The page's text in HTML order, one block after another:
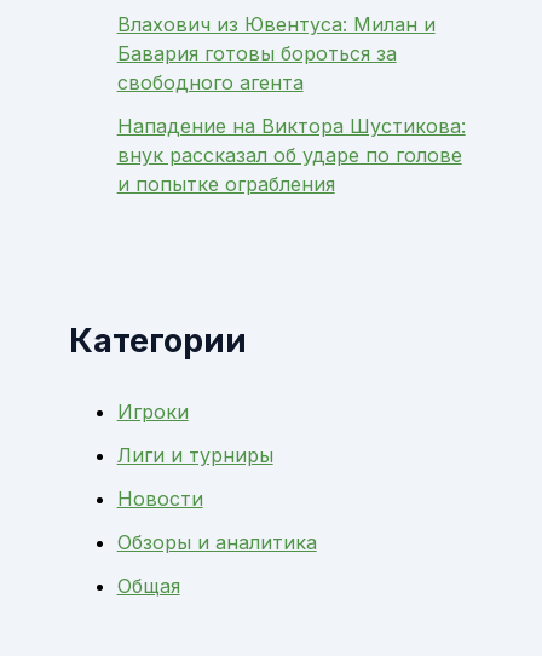
Влахович из Ювентуса: Милан и
Бавария готовы бороться за
свободного агента
Нападение на Виктора Шустикова:
внук рассказал об ударе по голове
и попытке ограбления
Категории
Игроки
Лиги и турниры
Новости
Обзоры и аналитика
Общая